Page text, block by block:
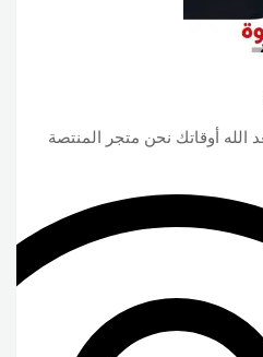
الله أوقاتك نحن متجر المنتصة